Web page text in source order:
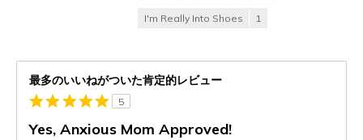
I'm Really Into Shoes 1
最多のいいねがついた肯定的レビュー
5
Yes, Anxious Mom Approved!